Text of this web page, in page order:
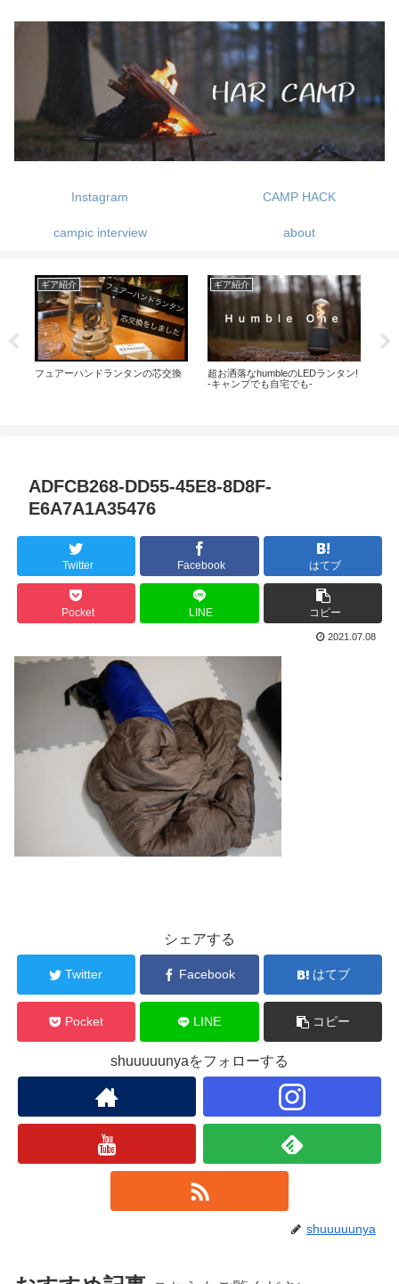
Instagram CAMP HACK
campic interview about
ギア紹介
フュアーハンドランタンの芯交換
ギア紹介
超お洒落なhumbleのLEDランタン!
-キャンプでも自宅でも-
ADFCB268-DD55-45E8-8D8F-
E6A7A1A35476
Twitter Facebook はてブ
Pocket LINE コピー
2021.07.08
シェアする
Twitter Facebook はてブ
Pocket LINE コピー
shuuuuunyaをフォローする
shuuuuunya